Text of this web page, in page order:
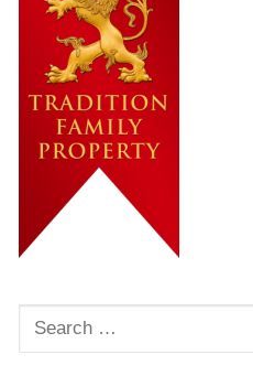
Rechercher
: